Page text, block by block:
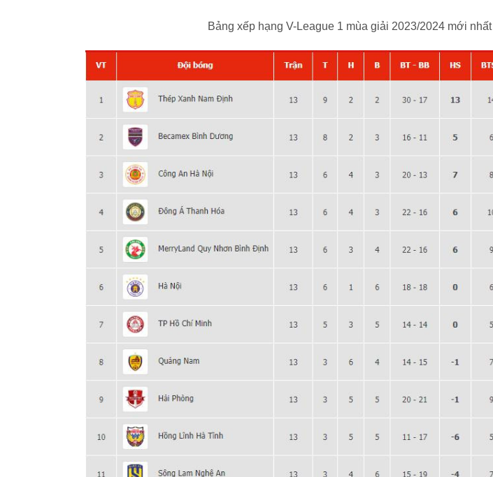
Bảng xếp hạng V-League 1 mùa giải 2023/2024 mới nhất